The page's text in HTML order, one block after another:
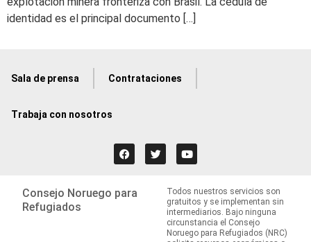
identidad es el principal documento […]
Sala de prensa Contrataciones
Trabaja con nosotros
Consejo Noruego para
Refugiados
Todos nuestros servicios son
gratuitos y se implementan sin
intermediarios. Bajo ninguna
circunstancia el Consejo
Noruego para Refugiados (NRC)